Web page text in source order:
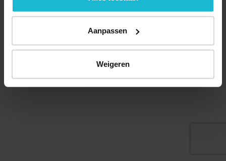
Aanpassen
Weigeren
© 2026 Stichting Forten Nederland
Over ons
Doneer nu Disclaimer
Contact
Forten.nl wordt ondersteund door de